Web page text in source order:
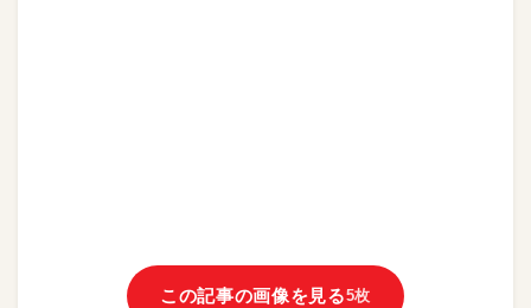
この記事の画像を見る5枚